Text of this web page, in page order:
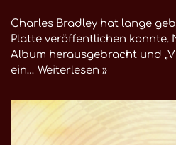
Charles Bradley hat lange
Platte veröffentlichen konnte.
Album herausgebracht und
ein… Weiterlesen »